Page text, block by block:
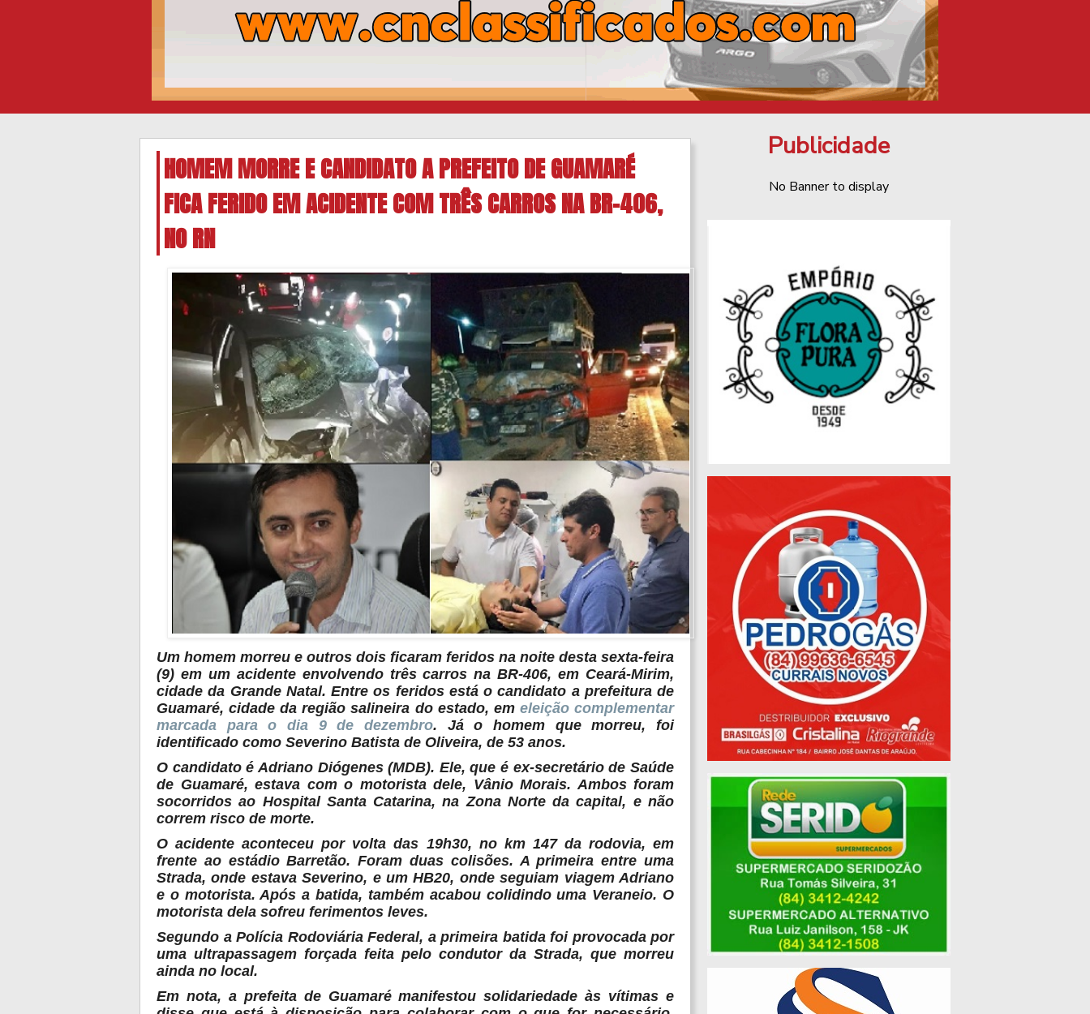
HOMEM MORRE E CANDIDATO A PREFEITO DE GUAMARÉ
FICA FERIDO EM ACIDENTE COM TRÊS CARROS NA BR-406,
NO RN
Um homem morreu e outros dois ficaram feridos na noite desta sexta-feira
(9) em um acidente envolvendo três carros na BR-406, em Ceará-Mirim,
cidade da Grande Natal. Entre os feridos está o candidato a prefeitura de
Guamaré, cidade da região salineira do estado, em eleição complementar
marcada para o dia 9 de dezembro. Já o homem que morreu, foi
identificado como Severino Batista de Oliveira, de 53 anos.
O candidato é Adriano Diógenes (MDB). Ele, que é ex-secretário de Saúde
de Guamaré, estava com o motorista dele, Vânio Morais. Ambos foram
socorridos ao Hospital Santa Catarina, na Zona Norte da capital, e não
correm risco de morte.
O acidente aconteceu por volta das 19h30, no km 147 da rodovia, em
frente ao estádio Barretão. Foram duas colisões. A primeira entre uma
Strada, onde estava Severino, e um HB20, onde seguiam viagem Adriano
e o motorista. Após a batida, também acabou colidindo uma Veraneio. O
motorista dela sofreu ferimentos leves.
Segundo a Polícia Rodoviária Federal, a primeira batida foi provocada por
uma ultrapassagem forçada feita pelo condutor da Strada, que morreu
ainda no local.
Em nota, a prefeita de Guamaré manifestou solidariedade às vítimas e
Publicidade
No Banner to display